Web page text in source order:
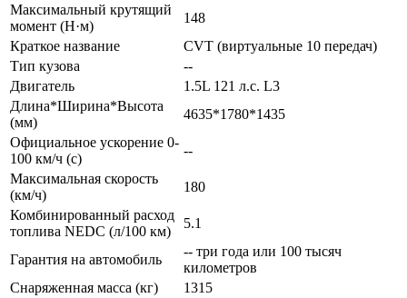
Максимальный крутящий
момент (Н·м)
148
Краткое название
CVT (виртуальные 10 передач)
Тип кузова
--
Двигатель
1.5L 121 л.с. L3
Длина*Ширина*Высота
(мм)
4635*1780*1435
Официальное ускорение 0-
100 км/ч (с)
--
Максимальная скорость
(км/ч)
180
Комбинированный расход
топлива NEDC (л/100 км)
5.1
Гарантия на автомобиль
-- три года или 100 тысяч
километров
Снаряженная масса (кг)
1315